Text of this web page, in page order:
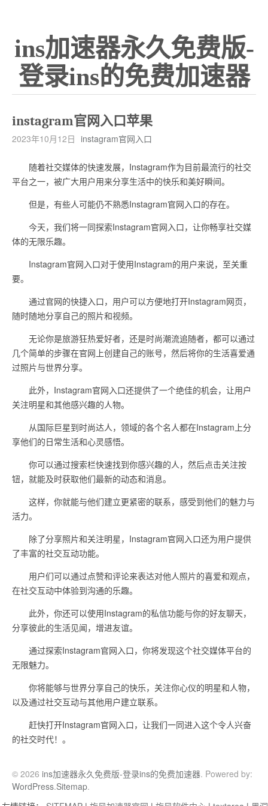
ins加速器永久免费版-
登录ins的免费加速器
instagram官网入口苹果
2023年10月12日 instagram官网入口
随着社交媒体的快速发展，Instagram作为目前最流行的社交
平台之一，被广大用户用来分享生活中的快乐和美好瞬间。
但是，有些人可能仍不熟悉Instagram官网入口的存在。
今天，我们将一同探索Instagram官网入口，让你畅享社交媒
体的无限乐趣。
Instagram官网入口对于使用Instagram的用户来说，至关重
要。
通过官网的快捷入口，用户可以方便地打开Instagram网页，
随时随地分享自己的照片和视频。
无论你是旅游狂热爱好者，还是时尚潮流追随者，都可以通过
几个简单的步骤在官网上创建自己的账号，然后将你的生活喜爱通
过照片与世界分享。
此外，Instagram官网入口还提供了一个绝佳的机会，让用户
关注明星和其他感兴趣的人物。
从国际巨星到时尚达人，领域的各个名人都在Instagram上分
享他们的日常生活和心灵感悟。
你可以通过搜索栏快速找到你感兴趣的人，然后点击关注按
钮，就能及时获取他们最新的动态和消息。
这样，你就能与他们建立更紧密的联系，感受到他们的魅力与
活力。
除了分享照片和关注明星，Instagram官网入口还为用户提供
了丰富的社交互动功能。
用户们可以通过点赞和评论来表达对他人照片的喜爱和观点，
在社交互动中体验到沟通的乐趣。
此外，你还可以使用Instagram的私信功能与你的好友聊天，
分享彼此的生活见闻，增进友谊。
通过探索Instagram官网入口，你将发现这个社交媒体平台的
无限魅力。
你将能够与世界分享自己的快乐，关注你心仪的明星和人物，
以及通过社交互动与其他用户建立联系。
赶快打开Instagram官网入口，让我们一同进入这个令人兴奋
的社交时代！。
© 2026 ins加速器永久免费版-登录ins的免费加速器. Powered by:
WordPress.Sitemap.